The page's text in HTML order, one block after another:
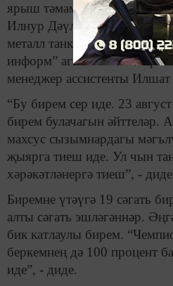
ярыш тәмамланды. Анда
Илнур Дәүләтшин яклады.
металл танк җыюда көч
информ” агентлыгы
менеджер ассистенты Илшат
“Бу бирем сер иде. 23
бирем булачагын әйттеләр.
махсус сызымнардагы
җыярга тиеш иде. Ул чын
хәрәкәтләнергә тиеш”, -
Биремне үтәүгә 19 сәгать
алты сәгать эшләгәннәр.
бик катлаулы бирем.
беркемнең дә 100 процент
иде”, - диде.